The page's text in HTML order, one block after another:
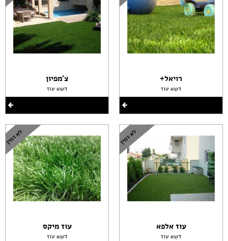
רויאל+
דשא עוז
עוז אלפא
דשא עוז
צ'מפיון
דשא עוז
עוז מיקס
דשא עוז